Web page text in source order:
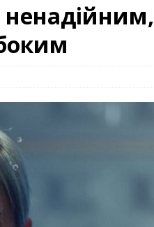
ненадійним,